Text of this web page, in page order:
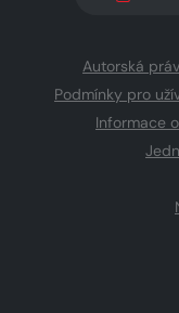
Autorská
Podmínky pro
Informace